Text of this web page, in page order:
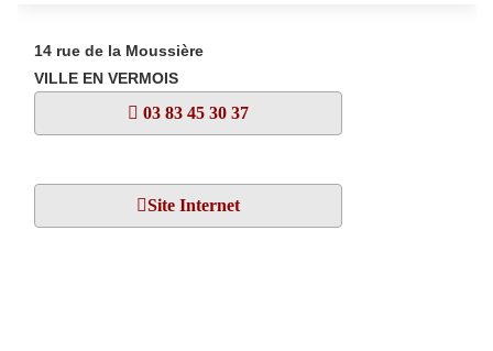
14 rue de la Moussière
VILLE EN VERMOIS
03 83 45 30 37
Site Internet